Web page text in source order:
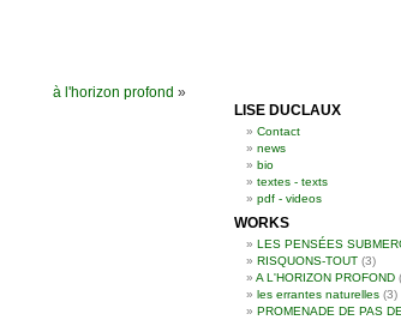
à l'horizon profond »
LISE DUCLAUX
Contact
news
bio
textes - texts
pdf - videos
WORKS
LES PENSÉES
RISQUONS-TOUT (3)
A L'HORIZON PROFOND
les errantes naturelles (3)
PROMENADE DE PAS